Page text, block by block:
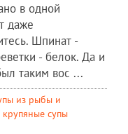
в одной
даже
Шпинат -
- белок. Да и
таким вос ...
из рыбы и
супы